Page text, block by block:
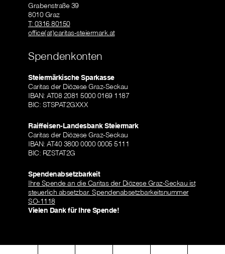
Grabenstraße 39
8010 Graz
T: 0316 80150
office(at)caritas-steiermark.at
Spendenkonten
Steiermärkische Sparkasse
Caritas der Diözese Graz-Seckau
IBAN: AT08 2081 5000 0169 1187
BIC: STSPAT2GXXX
Raiffeisen-Landesbank Steiermark
Caritas der Diözese Graz-Seckau
IBAN: AT40 3800 0000 0005 5111
BIC: RZSTAT2G
Spendenabsetzbarkeit
Ihre Spende an die Caritas der Diözese Graz-Seckau ist
steuerlich absetzbar. Spendenabsetzbarkeitsnummer
SO-1118
Vielen Dank für Ihre Spende!